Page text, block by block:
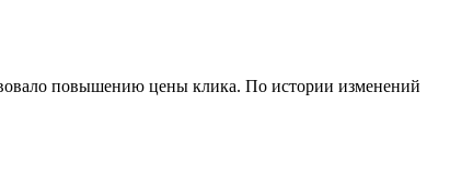
повышению цены клика. По истории изменений